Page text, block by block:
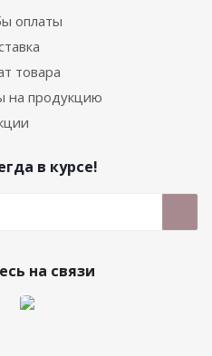
оплаты
товара
на продукцию
в курсе!
на связи